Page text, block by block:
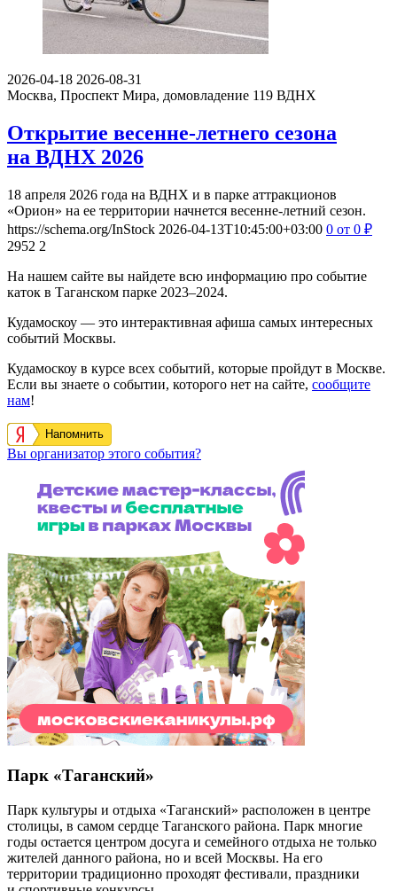
2026-04-18 2026-08-31
Москва, Проспект Мира, домовладение 119 ВДНХ
Открытие весенне-летнего сезона
на ВДНХ 2026
18 апреля 2026 года на ВДНХ и в парке аттракционов
«Орион» на ее территории начнется весенне-летний сезон.
https://schema.org/InStock 2026-04-13T10:45:00+03:00 0 от 0 ₽
2952 2
На нашем сайте вы найдете всю информацию про событие
каток в Таганском парке 2023–2024.
Кудамоскоу — это интерактивная афиша самых интересных
событий Москвы.
Кудамоскоу в курсе всех событий, которые пройдут в Москве.
Если вы знаете о событии, которого нет на сайте, сообщите
нам!
Напомнить
Вы организатор этого события?
Парк «Таганский»
Парк культуры и отдыха «Таганский» расположен в центре
столицы, в самом сердце Таганского района. Парк многие
годы остается центром досуга и семейного отдыха не только
жителей данного района, но и всей Москвы. На его
территории традиционно проходят фестивали, праздники